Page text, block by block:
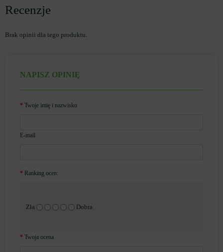
Recenzje
Brak opinii dla tego produktu.
NAPISZ OPINIĘ
Twoje imię i nazwisko
E-mail
Ranking ocen:
Zła Dobra
Twoja ocena